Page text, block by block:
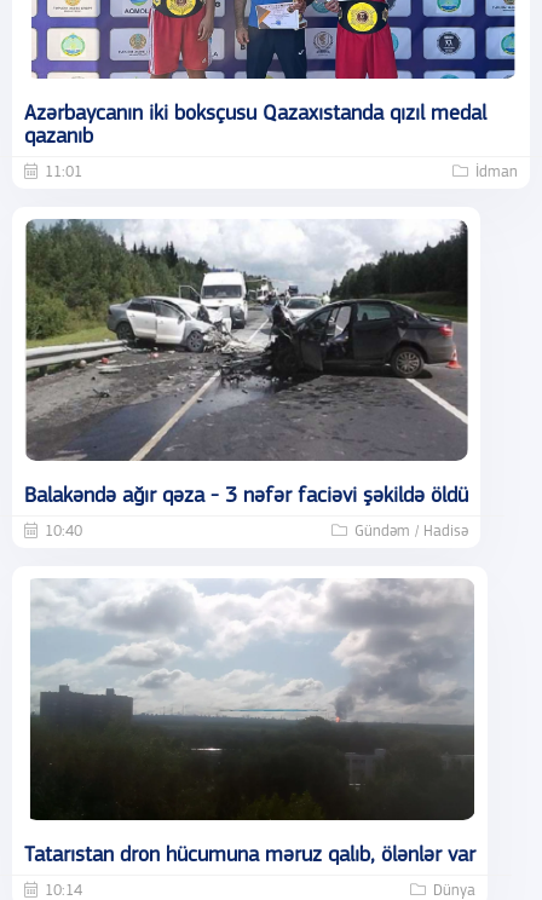
Azərbaycanın iki boksçusu Qazaxıstanda qızıl medal
qazanıb
11:01 İdman
Balakəndə ağır qəza - 3 nəfər faciəvi şəkildə öldü
10:40 Gündəm / Hadisə
Tatarıstan dron hücumuna məruz qalıb, ölənlər var
10:14 Dünya